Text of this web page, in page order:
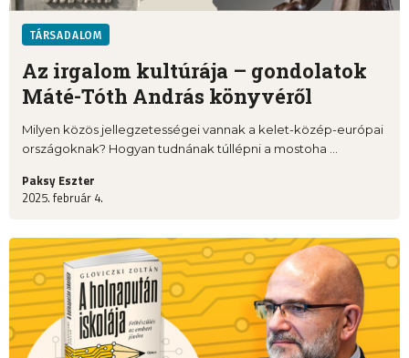
TÁRSADALOM
Az irgalom kultúrája – gondolatok
Máté-Tóth András könyvéről
Milyen közös jellegzetességei vannak a kelet-közép-európai
országoknak? Hogyan tudnának túllépni a mostoha ...
Paksy Eszter
2025. február 4.